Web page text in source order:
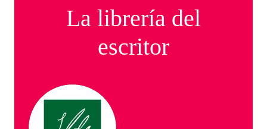
La librería del
escritor